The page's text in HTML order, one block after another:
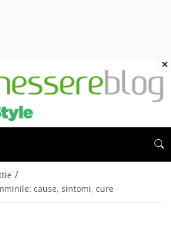
/
cause, sintomi, cure
×